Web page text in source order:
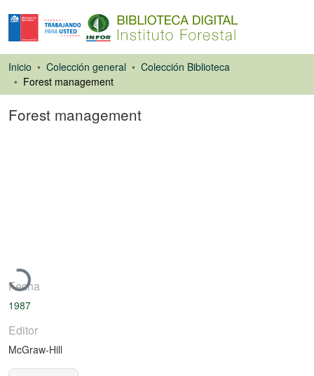
Inicio Colección general
Colección Biblioteca
Forest management
Forest management
Cargando...
Fecha
1987
Editor
McGraw-Hill